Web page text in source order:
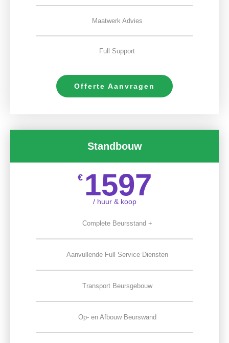
Maatwerk Advies
Full Support
Offerte Aanvragen
Standbouw
€ 1597
/ huur & koop
Complete Beursstand +
Aanvullende Full Service Diensten
Transport Beursgebouw
Op- en Afbouw Beurswand